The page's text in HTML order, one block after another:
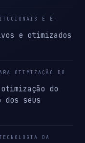
E E-
e otimizados
OTIMIZAÇÃO DO
do
dos seus
DA